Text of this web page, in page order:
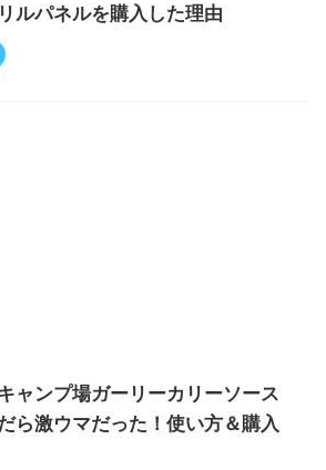
ルパネルを購入した理由
ャンプ場ガーリーカリーソース
ら激ウマだった！使い方＆購入